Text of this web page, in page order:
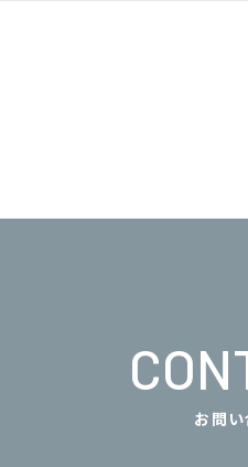
お問